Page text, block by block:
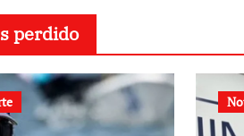
perdido